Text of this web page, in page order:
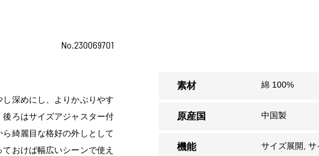
No.230069701
深めにし、よりかぶりやす
ろはサイズアジャスター付
綺麗目な格好の外しとして
おけば幅広いシーンで使え
素材 綿 100%
原産国 中国製
機能 サイズ展開, サ